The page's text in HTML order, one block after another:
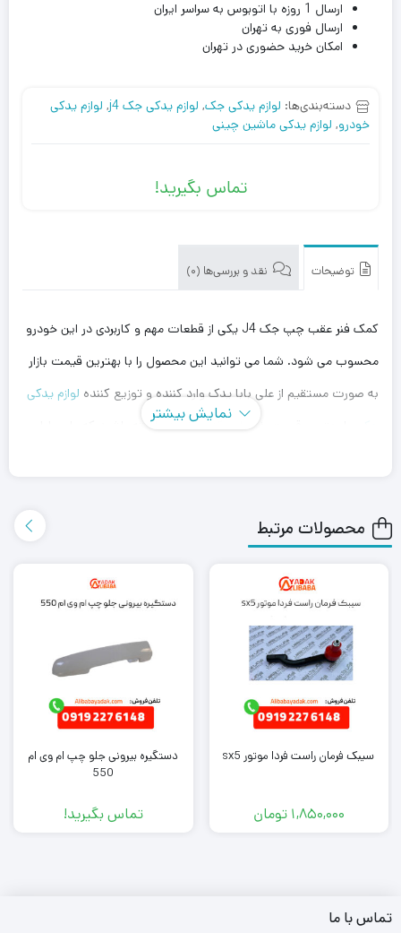
ارسال 1 روزه با اتوبوس به سراسر ایران
ارسال فوری به تهران
امکان خرید حضوری در تهران
دسته‌بندی‌ها: لوازم یدکی جک, لوازم یدکی جک j4 , لوازم یدکی
خودرو, لوازم یدکی ماشین چینی
تماس بگیرید!
توضیحات نقد و بررسی‌ها (0)
کمک فنر عقب چپ جک J4 یکی از قطعات مهم و کاربردی در این خودرو
محسوب می شود. شما می توانید این محصول را با بهترین قیمت بازار
به صورت مستقیم از علی بابا یدک وارد کننده و توزیع کننده لوازم یدکی
، با بهترین قیمت خریداری کنید. توجه داشته باشید که علی بابا
همچنین می توانید علاوه بر خرید کمک فنر عقب چپ جک J4، سایر
محصول با کارشناسان فروش ما تماس بگیرید.
نمایش بیشتر
محصولات مرتبط
سیبک فرمان راست فردا موتور sx5
1,850,000 تومان
دستگیره بیرونی جلو چپ ام وی ام
550
تماس بگیرید!
تماس با ما